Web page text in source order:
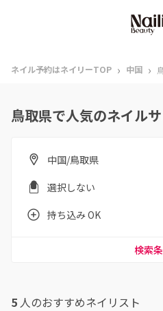
ネイル予約はネイリーTOP › 中国 ›
鳥取県で人気のネイル
中国/鳥取県
選択しない
持ち込み OK
検索
5 人のおすすめネイリスト